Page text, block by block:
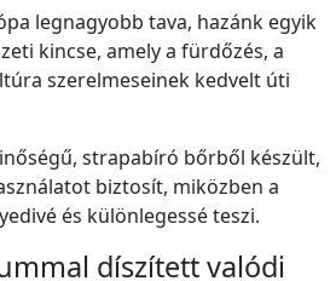
legnagyobb tava, hazánk egyik
kincse, amely a fürdőzés, a
szerelmeseinek kedvelt úti
strapabíró bőrből készült,
biztosít, miközben a
és különlegessé teszi.
díszített valódi